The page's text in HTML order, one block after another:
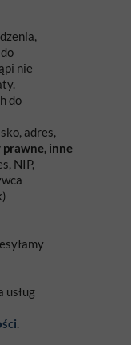
nie
do
adres,
inne
NIP,
usług
.